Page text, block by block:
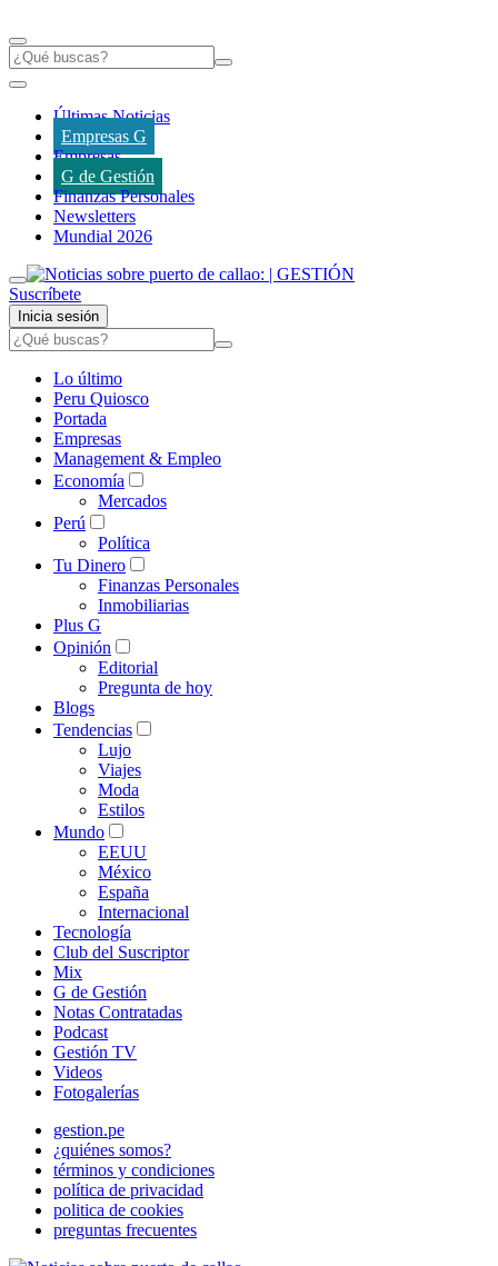
Últimas Noticias
Empresas G
Empresas
G de Gestión
Finanzas Personales
Newsletters
Mundial 2026
Suscríbete
Inicia sesión
Lo último
Peru Quiosco
Portada
Empresas
Management & Empleo
Economía
Mercados
Perú
Política
Tu Dinero
Finanzas Personales
Inmobiliarias
Plus G
Opinión
Editorial
Pregunta de hoy
Blogs
Tendencias
Lujo
Viajes
Moda
Estilos
Mundo
EEUU
México
España
Internacional
Tecnología
Club del Suscriptor
Mix
G de Gestión
Notas Contratadas
Podcast
Gestión TV
Videos
Fotogalerías
gestion.pe
¿quiénes somos?
términos y condiciones
política de privacidad
politica de cookies
preguntas frecuentes